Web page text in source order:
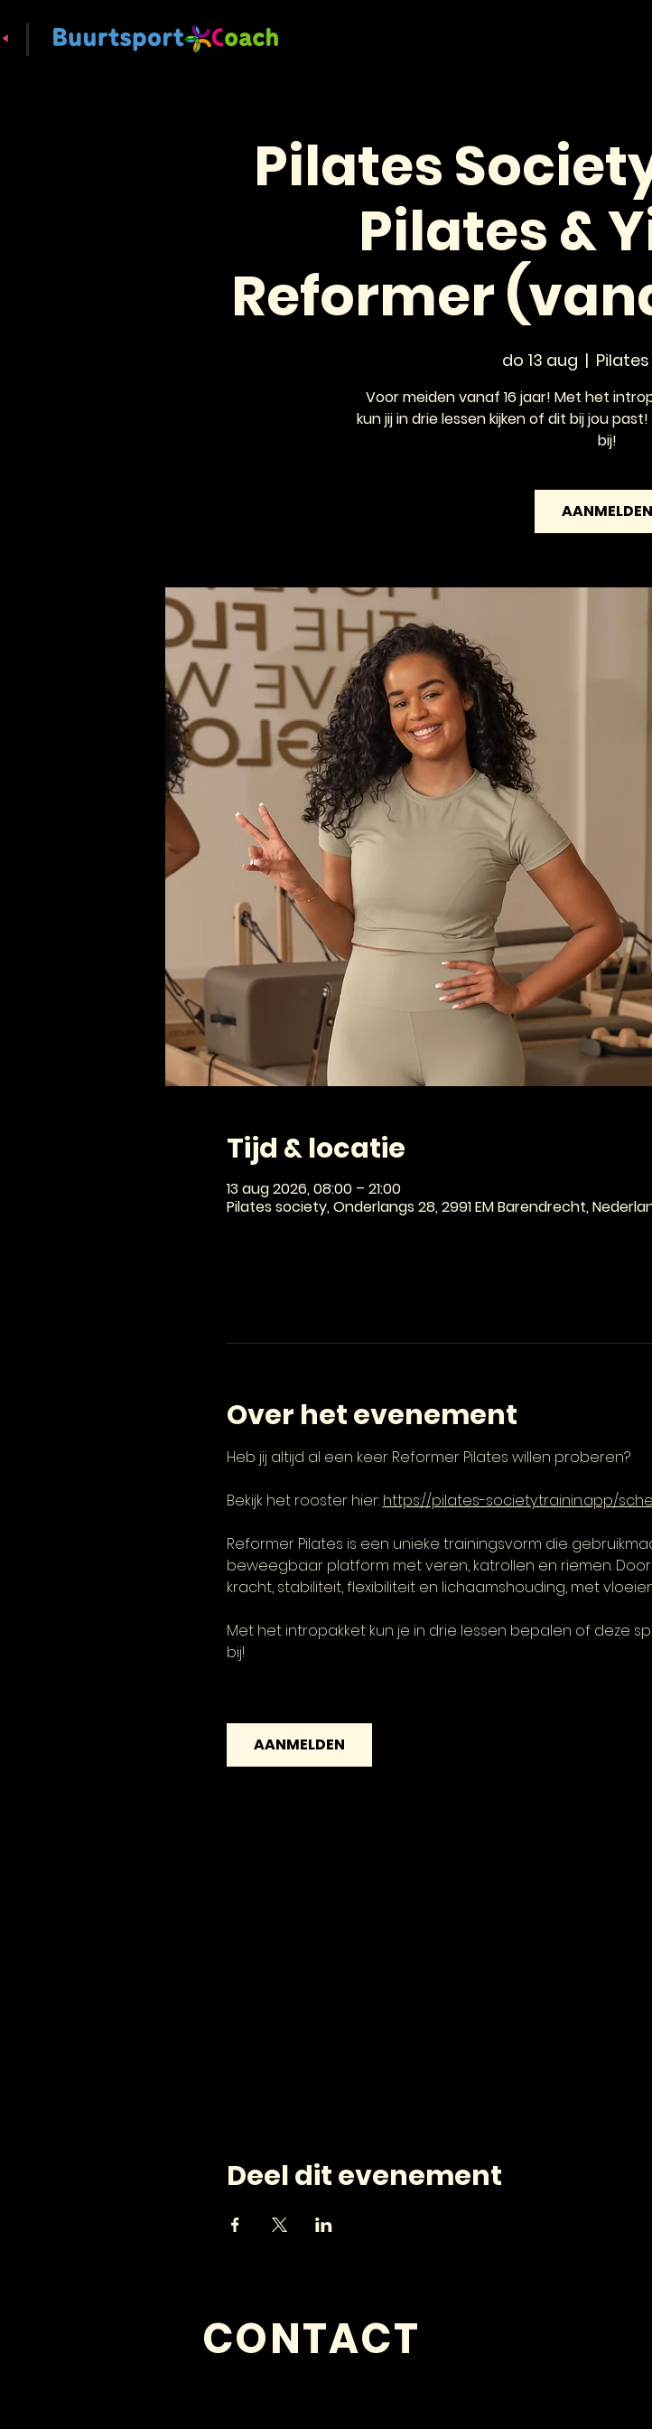
Pilates
Pilates &
Reformer
do 13 aug
  |
Voor meiden vanaf 16 jaar! Met het
kun jij in drie lessen kijken of dit bij jou
bij!
AANMELDEN
Tijd & locatie
13 aug 2026, 08:00 – 21:00
Pilates society, Onderlangs 28, 2991 EM Barendrecht,
Over het evenement
Heb jij altijd al een keer Reformer Pilates willen proberen?
Bekijk het rooster hier: https://pilates-society.trainin.app/
Reformer Pilates is een unieke trainingsvorm die
beweegbaar platform met veren, katrollen en riemen.
kracht, stabiliteit, flexibiliteit en lichaamshouding, met
Met het intropakket kun je in drie lessen bepalen of deze
bij!
AANMELDEN
Deel dit evenement
CONTACT